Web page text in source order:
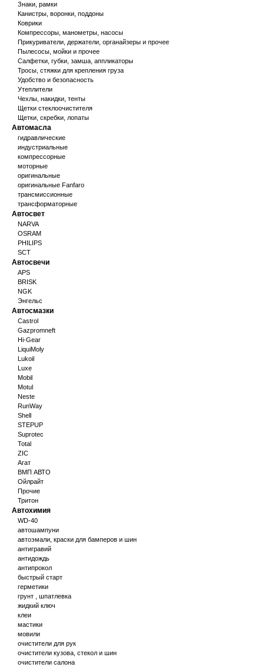
Знаки, рамки
Канистры, воронки, поддоны
Коврики
Компрессоры, манометры, насосы
Прикуриватели, держатели, органайзеры и прочее
Пылесосы, мойки и прочее
Салфетки, губки, замша, аппликаторы
Тросы, стяжки для крепления груза
Удобство и безопасность
Утеплители
Чехлы, накидки, тенты
Щетки стеклоочистителя
Щетки, скребки, лопаты
Автомасла
гидравлические
индустриальные
компрессорные
моторные
оригинальные
оригинальные Fanfaro
трансмиссионные
трансформаторные
Автосвет
NARVA
OSRAM
PHILIPS
SCT
Автосвечи
APS
BRISK
NGK
Энгельс
Автосмазки
Castrol
Gazpromneft
Hi-Gear
LiquiMoly
Lukoil
Luxe
Mobil
Motul
Neste
RunWay
Shell
STEPUP
Suprotec
Total
ZIC
Агат
ВМП АВТО
Ойлрайт
Прочие
Тритон
Автохимия
WD-40
автошампуни
автоэмали, краски для бамперов и шин
антигравий
антидождь
антипрокол
быстрый старт
герметики
грунт , шпатлевка
жидкий ключ
клеи
мастики
мовили
очистители для рук
очистители кузова, стекол и шин
очистители салона